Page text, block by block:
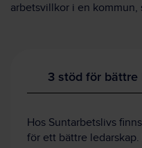
arbetsvillkor i en kommun,
3 stöd för bättre
Hos Suntarbetslivs
för ett bättre ledarskap.